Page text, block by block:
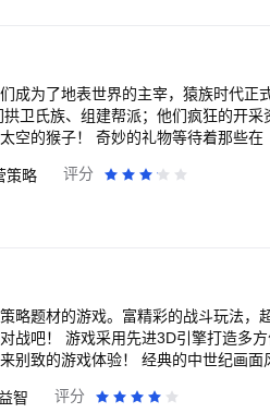
远洋补给、模拟战役、破袭航线、演
成为了地表世界的主宰，猿族时代正
卫氏族、组建帮派；他们疯狂的开
英勇奋战的基地首领们！ 已预约
一个辉煌的胜利！ -在这里，您可以
球世界吗？让我们一起赢得这场世界末日后
铀矿和抢夺资源！为氏族火箭快速充
属于您的个性军队，您将成为领地发展
是您军队的战略任务！ •您还可以不
族！ 探索 •您将认识的极具个性的氏族领袖，也会得到氏族
，所有的战利品都是您的！ •更有恢
策略 评分
略题材的游戏。富精彩的战斗玩法，
一样的视觉效果，加上
，在这里你将化身红蓝两大不同阵营的领导
阵击败对手，享受史诗级别的战斗旅程！ 更有超智能
智 评分